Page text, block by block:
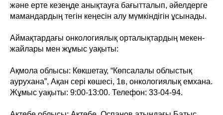
және ерте кезеңде анықтауға бағытталып, әйелдерге
мамандардың тегін кеңесін алу мүмкіндігін ұсынады.
Аймақтардағы онкологиялық орталықтардың мекен-
жайлары мен жұмыс уақыты:
Ақмола облысы: Көкшетау, “Көпсалалы облыстық
аурухана”, Ақан сері көшесі, 1в, онкологиялық емхана.
Жұмыс уақыты: 9:00-13:00. Телефон: 33-04-94.